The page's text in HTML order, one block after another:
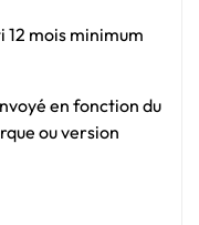
mois minimum
en fonction du
ou version